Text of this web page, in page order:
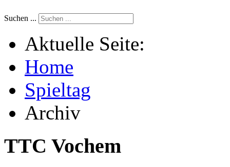
Suchen ...
Aktuelle Seite:
Home
Spieltag
Archiv
TTC Vochem